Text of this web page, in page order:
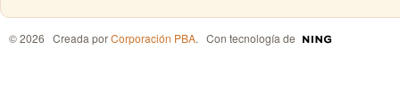
© 2026 Creada porCorporación PBA. Con tecnología de